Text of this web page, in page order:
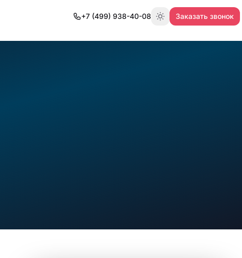
+7 (499) 938-40-08
Переключить тему
Заказать звонок